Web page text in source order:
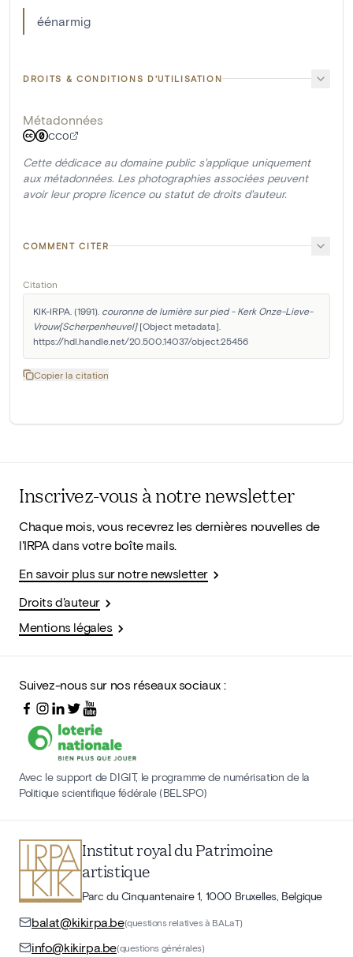
éénarmig
DROITS & CONDITIONS D'UTILISATION
Métadonnées
CC0
Cette dédicace au domaine public s'applique uniquement
aux métadonnées. Les photographies associées peuvent
avoir leur propre licence ou statut de droits d'auteur.
COMMENT CITER
Citation
KIK-IRPA. (1991). couronne de lumière sur pied - Kerk Onze-Lieve-
Vrouw[Scherpenheuvel] [Object metadata].
https://hdl.handle.net/20.500.14037/object.25456
Copier la citation
Inscrivez-vous à notre newsletter
Chaque mois, vous recevrez les dernières nouvelles de
l'IRPA dans votre boîte mails.
En savoir plus sur notre newsletter
Droits d'auteur
Mentions légales
Suivez-nous sur nos réseaux sociaux :
Avec le support de DIGIT, le programme de numérisation de la
Politique scientifique fédérale (BELSPO)
Institut royal du Patrimoine
artistique
Parc du Cinquantenaire 1, 1000 Bruxelles, Belgique
balat@kikirpa.be(questions relatives à BALaT)
info@kikirpa.be(questions générales)